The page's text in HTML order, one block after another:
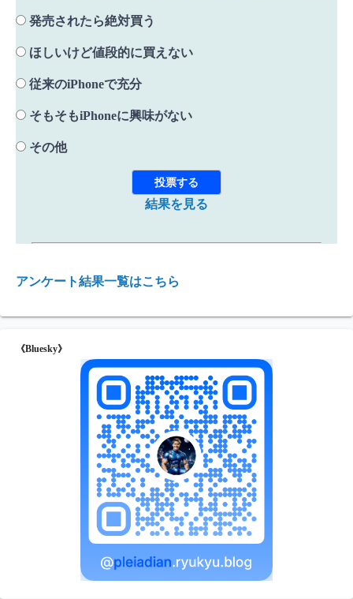
発売されたら絶対買う
ほしいけど値段的に買えない
従来のiPhoneで充分
そもそもiPhoneに興味がない
その他
結果を見る
アンケート結果一覧はこちら
《Bluesky》